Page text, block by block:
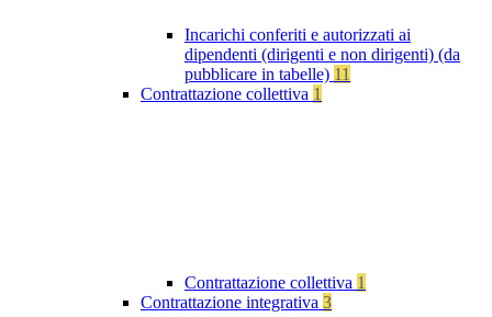
Incarichi conferiti e autorizzati ai
dipendenti (dirigenti e non dirigenti) (da
pubblicare in tabelle) 11
Contrattazione collettiva 1
Contrattazione collettiva 1
Contrattazione integrativa 3